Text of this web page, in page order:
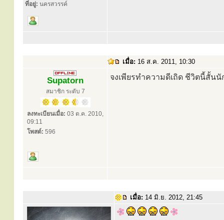
ที่อยู่: นครสวรรค์
เมื่อ: 16 ส.ค. 2011, 10:30
Supatorn
สมาชิก ระดับ 7
ลงทะเบียนเมื่อ: 03 ต.ค. 2010,
09:11
โพสต์: 596
จงเพียรทําความดีเถิด ชีวิตนี้สั้น
เมื่อ: 14 มิ.ย. 2012, 21:45